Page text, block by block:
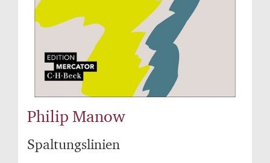
Philip Manow
Spaltungslinien